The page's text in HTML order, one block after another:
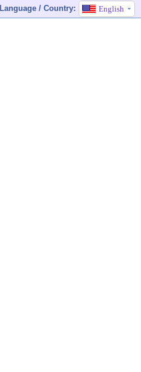
Language / Country: English